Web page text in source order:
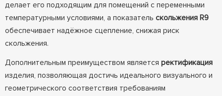
делает его подходящим для помещений с переменными
температурными условиями, а показатель скольжения R9
обеспечивает надёжное сцепление, снижая риск
скольжения.
Дополнительным преимуществом является ректификация
изделия, позволяющая достичь идеального визуального и
геометрического соответствия требованиям